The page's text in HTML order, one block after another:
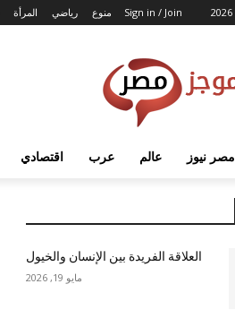
Sign in / Join المرأة رياضي منوع
مصر نيوز عالم عرب اقتصادي
العلاقة الفريدة بين الإنسان والخيول
مايو 19, 2026